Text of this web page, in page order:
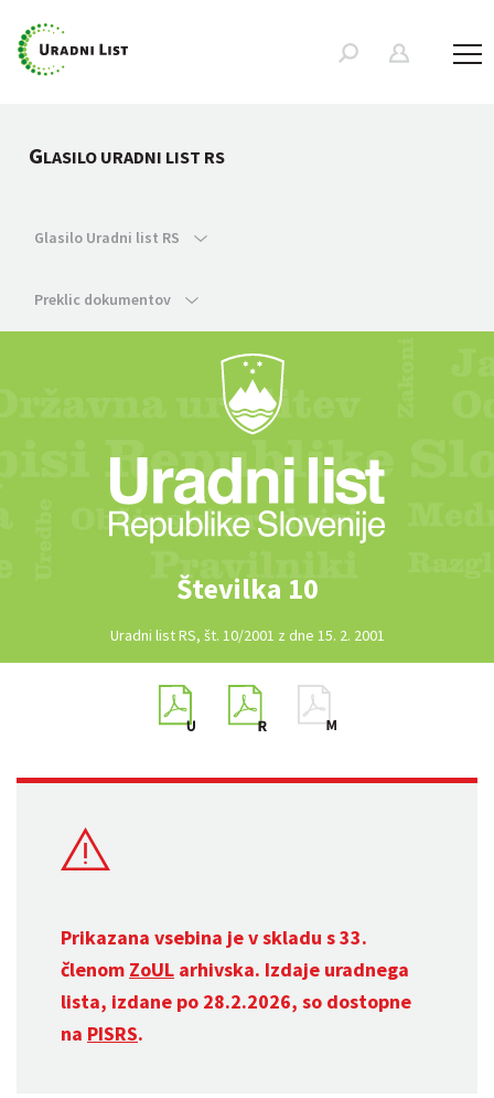
GLASILO URADNI LIST RS
Glasilo Uradni list RS
Preklic dokumentov
Številka 10
Uradni list RS, št. 10/2001 z dne 15. 2. 2001
Prikazana vsebina je v skladu s 33.
členom ZoUL arhivska. Izdaje uradnega
lista, izdane po 28.2.2026, so dostopne
na PISRS.